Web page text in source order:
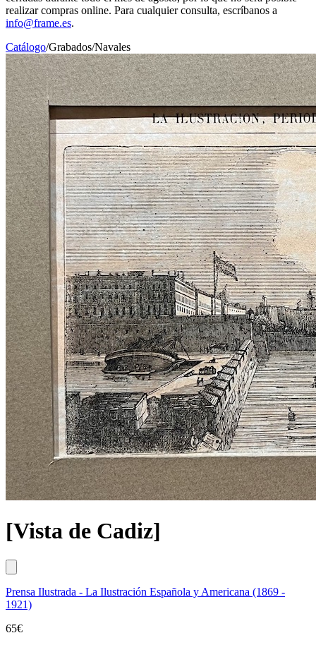
realizar compras online. Para cualquier consulta, escríbanos a
info@frame.es.
Catálogo/Grabados/Navales
[Vista de Cadiz]
Prensa Ilustrada - La Ilustración Española y Americana (1869 -
1921)
65€